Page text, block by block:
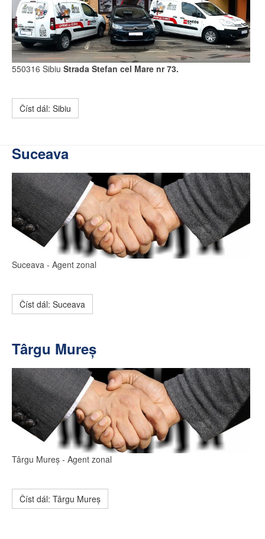
550316 Sibiu Strada Stefan cel Mare nr 73.
Číst dál: Sibiu
Suceava
Suceava - Agent zonal
Číst dál: Suceava
Târgu Mureș
Târgu Mureș - Agent zonal
Číst dál: Târgu Mureș